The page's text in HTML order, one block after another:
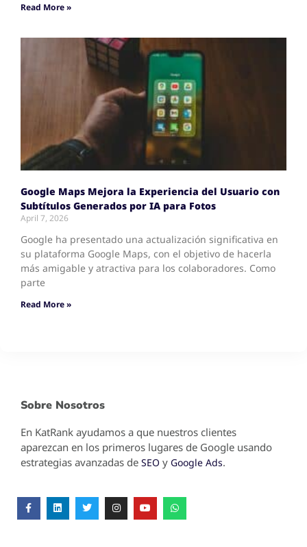
Read More »
Google Maps Mejora la Experiencia del Usuario con
Subtítulos Generados por IA para Fotos
April 7, 2026
Google ha presentado una actualización significativa en
su plataforma Google Maps, con el objetivo de hacerla
más amigable y atractiva para los colaboradores. Como
parte
Read More »
Sobre Nosotros
En KatRank ayudamos a que nuestros clientes
aparezcan en los primeros lugares de Google usando
estrategias avanzadas de SEO y Google Ads.